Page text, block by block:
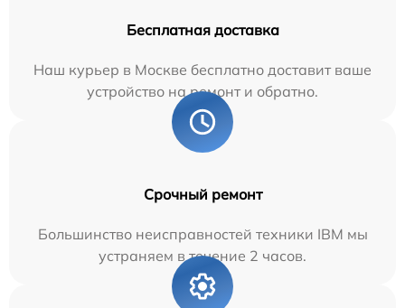
Бесплатная доставка
Наш курьер в Москве бесплатно доставит ваше
устройство на ремонт и обратно.
Срочный ремонт
Большинство неисправностей техники IBM мы
устраняем в течение 2 часов.